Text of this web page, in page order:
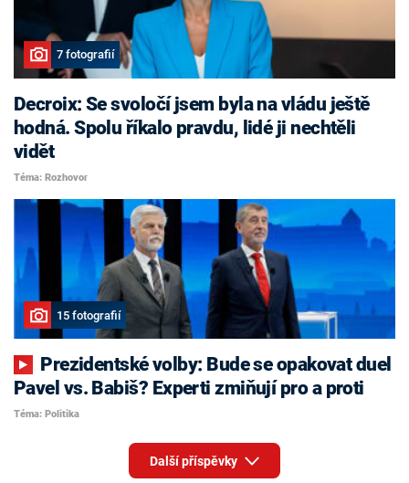
7 fotografií
Decroix: Se svoločí jsem byla na vládu ještě
hodná. Spolu říkalo pravdu, lidé ji nechtěli
vidět
Téma: Rozhovor
15 fotografií
Pavel vs. Babiš? Experti zmiňují pro a proti
Téma: Politika
Další příspěvky